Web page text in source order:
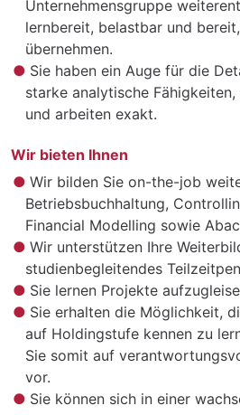
Unternehmensgruppe
lernbereit, belastbar und
übernehmen.
Sie haben ein Auge für die
starke analytische
und arbeiten exakt.
Wir bieten Ihnen
Wir bilden Sie on-the-job
Betriebsbuchhaltung,
Financial Modelling sowie
Wir unterstützen Ihre
studienbegleitendes
Sie lernen Projekte
Sie erhalten die Möglichkeit,
auf Holdingstufe kennen zu
Sie somit auf
vor.
Sie können sich in einer